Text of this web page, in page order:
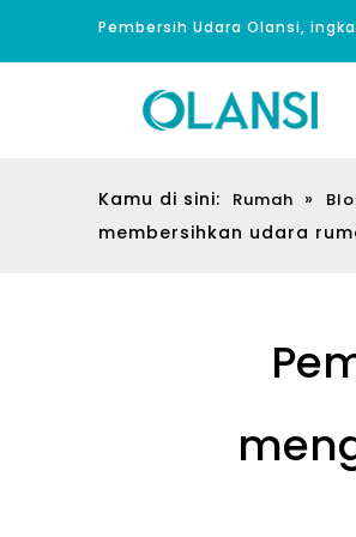
Pembersih Udara Olansi,
Kamu di sini: Rumah »
membersihkan udara